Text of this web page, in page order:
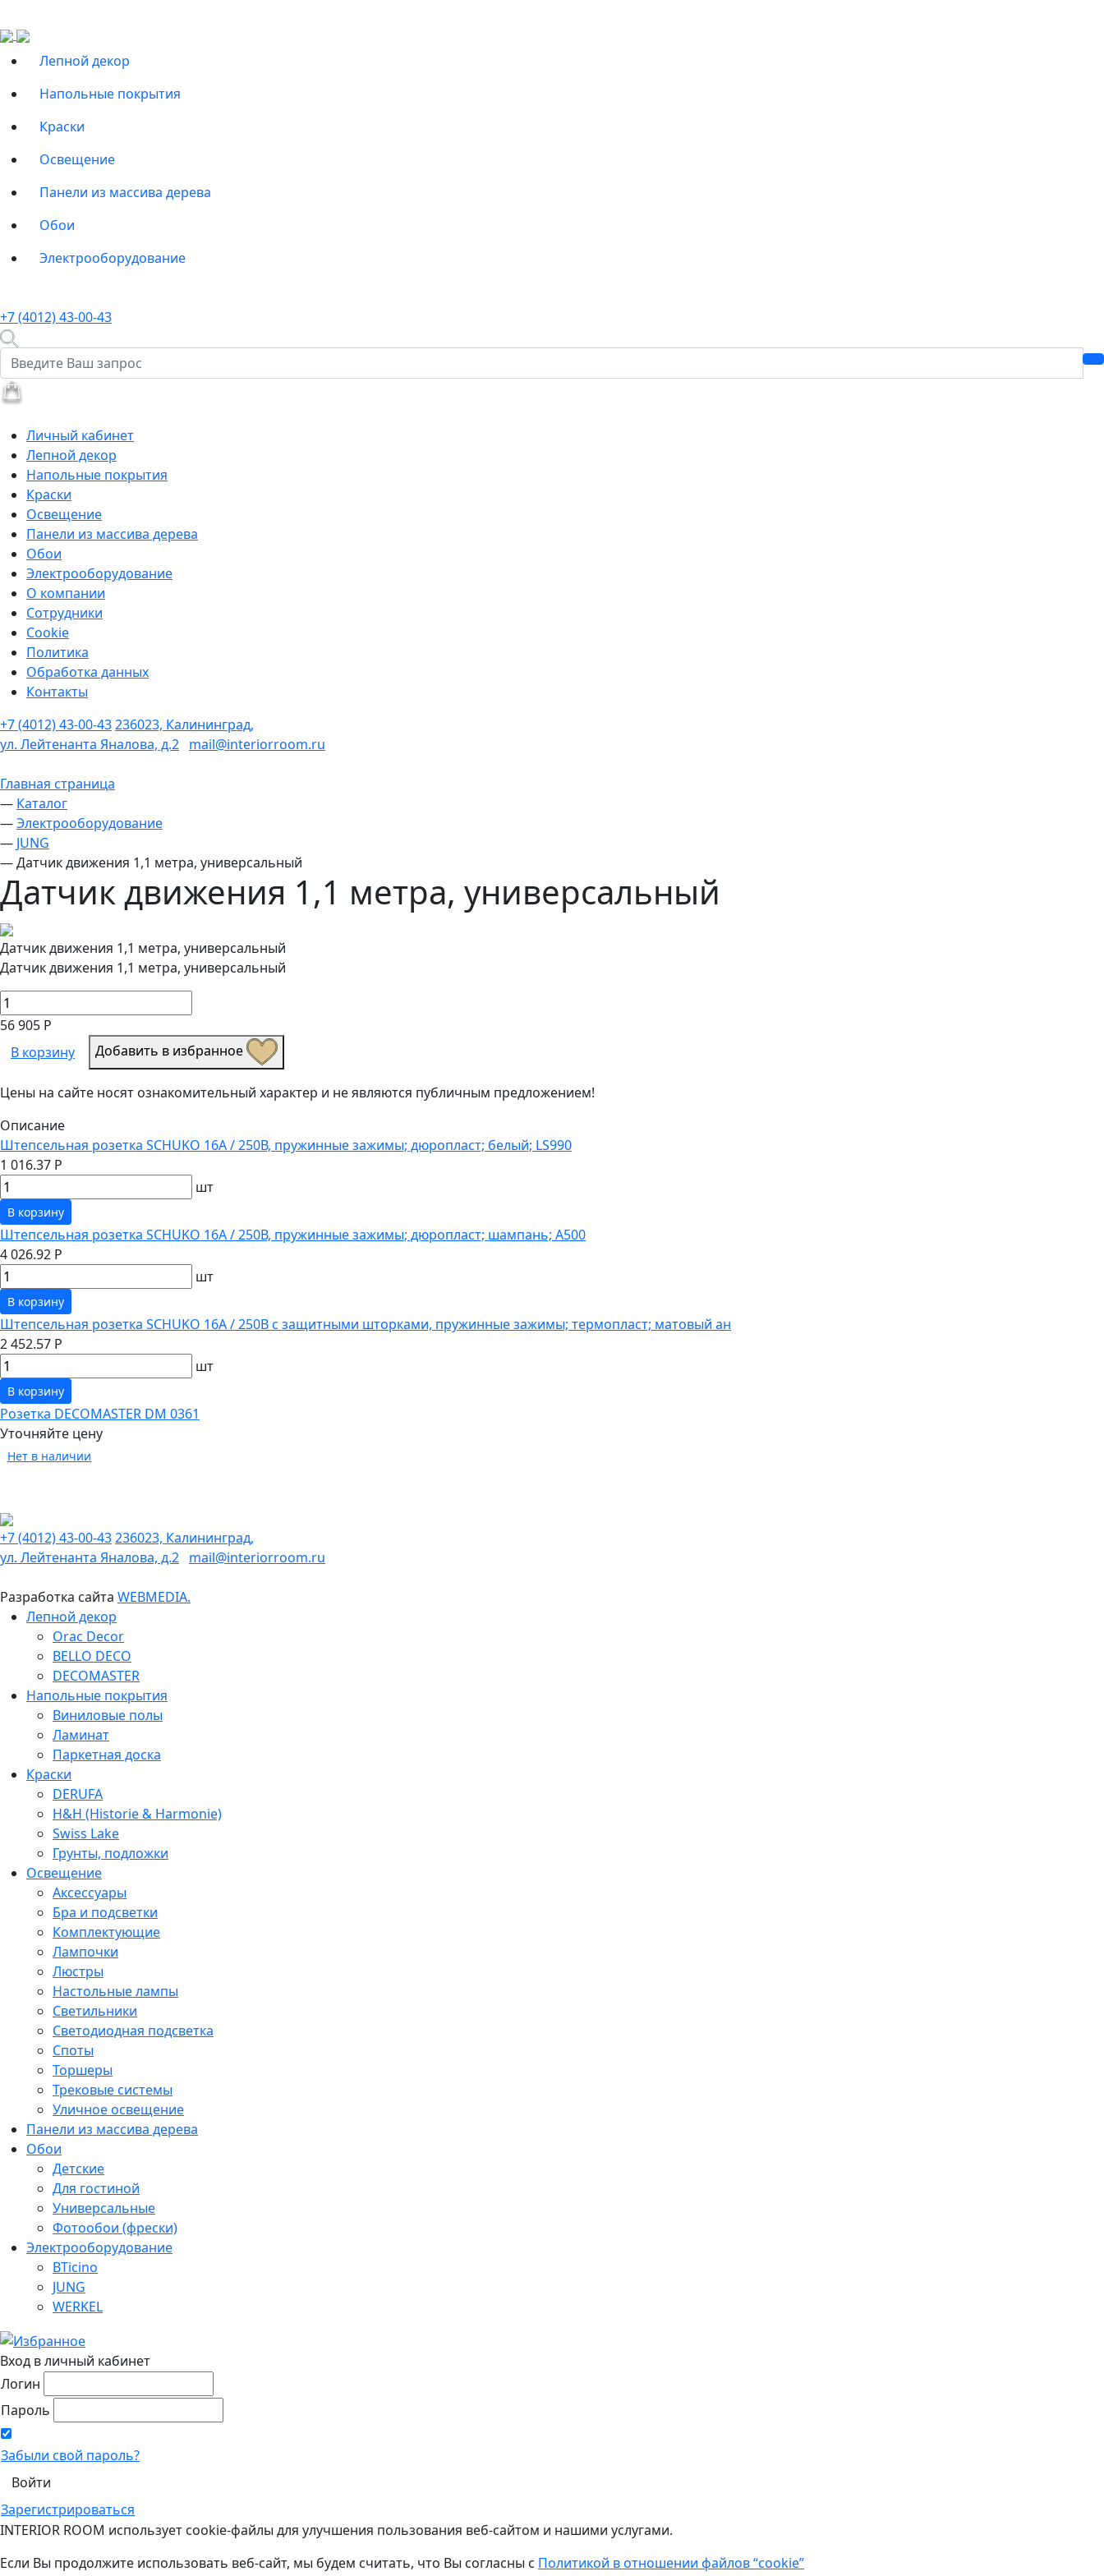
Лепной декор
Напольные покрытия
Краски
Освещение
Панели из массива дерева
Обои
Электрооборудование
+7 (4012) 43-00-43
Личный кабинет
Лепной декор
Напольные покрытия
Краски
Освещение
Панели из массива дерева
Обои
Электрооборудование
О компании
Сотрудники
Cookie
Политика
Обработка данных
Контакты
+7 (4012) 43-00-43236023, Калининград,
ул. Лейтенанта Яналова, д.2 mail@interiorroom.ru
Главная страница
— Каталог
—Электрооборудование
— JUNG
—Датчик движения 1,1 метра, универсальный
Датчик движения 1,1 метра, универсальный
Датчик движения 1,1 метра, универсальный
Датчик движения 1,1 метра, универсальный
56 905 Р
В корзину
Добавить в избранное
Цены на сайте носят ознакомительный характер и не являются публичным предложением!
Описание
Штепсельная розетка SCHUKO 16А / 250В, пружинные зажимы; дюропласт; белый; LS990
1 016.37 Р
шт
В корзину
Штепсельная розетка SCHUKO 16А / 250В, пружинные зажимы; дюропласт; шампань; A500
4 026.92 Р
шт
В корзину
Штепсельная розетка SCHUKO 16А / 250В с защитными шторками, пружинные зажимы; термопласт; матовый ан
2 452.57 Р
шт
В корзину
Розетка DECOMASTER DM 0361
Уточняйте цену
Нет в наличии
+7 (4012) 43-00-43236023, Калининград,
ул. Лейтенанта Яналова, д.2 mail@interiorroom.ru
Разработка сайта WEBMEDIA.
Лепной декор
Orac Decor
BELLO DECO
DECOMASTER
Напольные покрытия
Виниловые полы
Ламинат
Паркетная доска
Краски
DERUFA
H&H (Historie & Harmonie)
Swiss Lake
Грунты, подложки
Освещение
Аксессуары
Бра и подсветки
Комплектующие
Лампочки
Люстры
Настольные лампы
Светильники
Светодиодная подсветка
Споты
Торшеры
Трековые системы
Уличное освещение
Панели из массива дерева
Обои
Детские
Для гостиной
Универсальные
Фотообои (фрески)
Электрооборудование
BTicino
JUNG
WERKEL
Вход в личный кабинет
Логин
Пароль
Забыли свой пароль?
Зарегистрироваться
INTERIOR ROOM использует cookie-файлы для улучшения пользования веб-сайтом и нашими услугами.
Если Вы продолжите использовать веб-сайт, мы будем считать, что Вы согласны с Политикой в отношении файлов “cookie”